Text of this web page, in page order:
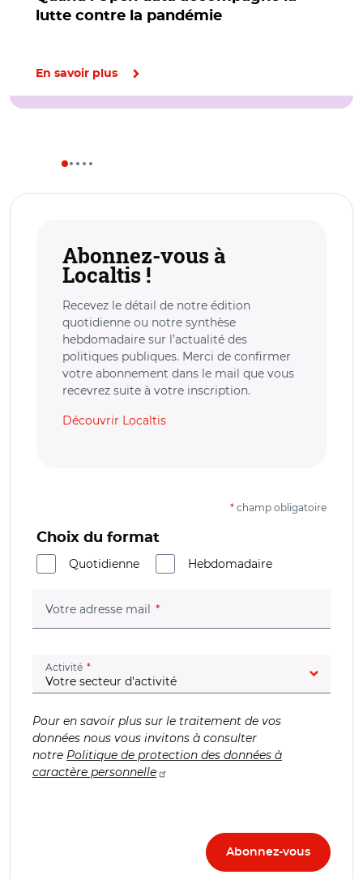
lutte contre la pandémie
En savoir plus
Abonnez-vous à
Localtis !
Recevez le détail de notre édition
quotidienne ou notre synthèse
hebdomadaire sur l’actualité des
politiques publiques. Merci de confirmer
votre abonnement dans le mail que vous
recevrez suite à votre inscription.
Découvrir Localtis
* champ obligatoire
Choix du format
Quotidienne
Hebdomadaire
Votre adresse mail (champ obligatoire)
Activité (champ obligatoire)
Pour en savoir plus sur le traitement de vos
données nous vous invitons à consulter
notre Politique de protection des données à
caractère personnelle